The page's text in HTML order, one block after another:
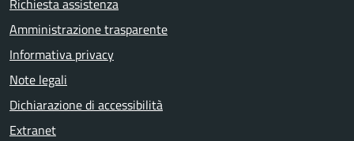
Richiesta assistenza
Amministrazione trasparente
Informativa privacy
Note legali
Dichiarazione di accessibilità
Extranet